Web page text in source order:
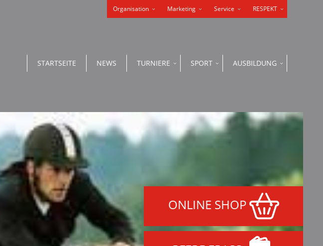
Organisation Marketing Service RESPEKT
STARTSEITE NEWS TURNIERE SPORT AUSBILDUNG
ONLINE SHOP